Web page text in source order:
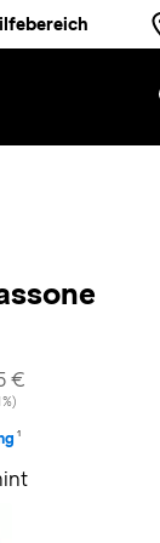
€
1